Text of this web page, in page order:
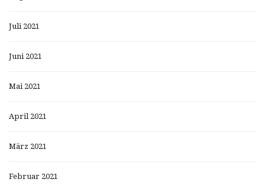
Juli 2021
Juni 2021
Mai 2021
April 2021
März 2021
Februar 2021